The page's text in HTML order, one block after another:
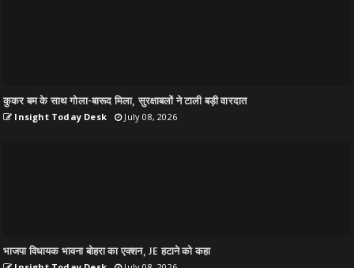
कुकर बम के साथ गोला-बारूद मिला, सुरक्षाबलों ने टाली बड़ी वारदात
Insight Today Desk July 08, 2026
भाजपा विधायक भावना बोहरा का एक्शन, JE हटाने को कहा